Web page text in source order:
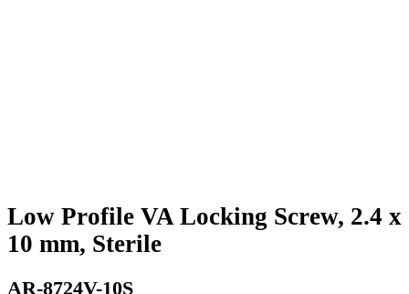
Low Profile VA Locking Screw, 2.4 x
10 mm, Sterile
AR-8724V-10S